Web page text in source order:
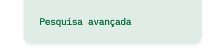
Pesquisa avançada